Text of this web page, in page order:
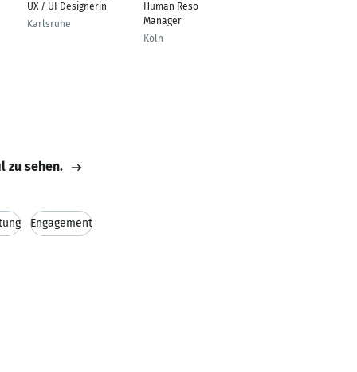
UX / UI Designerin
Karlsruhe
Human Resources
Manager
Köln
zu sehen.
Engagement